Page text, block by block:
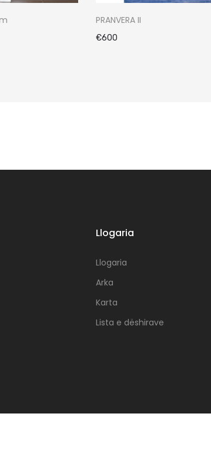
PRANVERA II
€600
Llogaria
Llogaria
Arka
Karta
Lista e dëshirave